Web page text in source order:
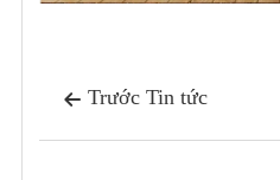
 Trước Tin tức